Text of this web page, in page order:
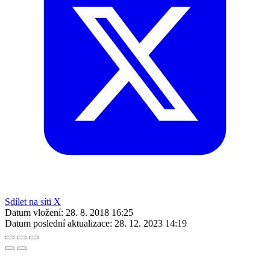
Sdílet na síti X
Datum vložení: 28. 8. 2018 16:25
Datum poslední aktualizace: 28. 12. 2023 14:19